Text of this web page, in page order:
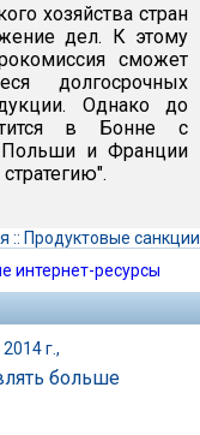
хозяйства стран
дел. К этому
сможет
долгосрочных
Однако до
в Бонне с
Польши и Франции
:: Продуктовые санкции
интернет-ресурсы
г.,
больше